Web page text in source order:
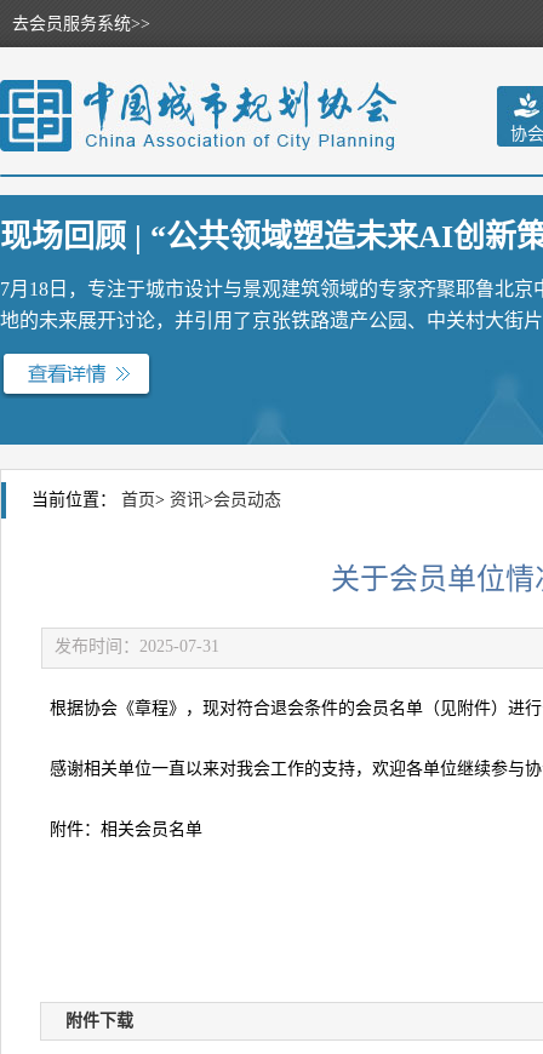
去会员服务系统>>
协会
现场回顾 | “公共领域塑造未来AI创新
7月18日，专注于城市设计与景观建筑领域的专家齐聚耶鲁北
地的未来展开讨论，并引用了京张铁路遗产公园、中关村大街
当前位置： 首页> 资讯>会员动态
关于会员单位情
发布时间：2025-07-31
根据协会《章程》，现对符合退会条件的会员名单（见附件）进
感谢相关单位一直以来对我会工作的支持，欢迎各单位继续参与
附件：相关会员名单
附件下载